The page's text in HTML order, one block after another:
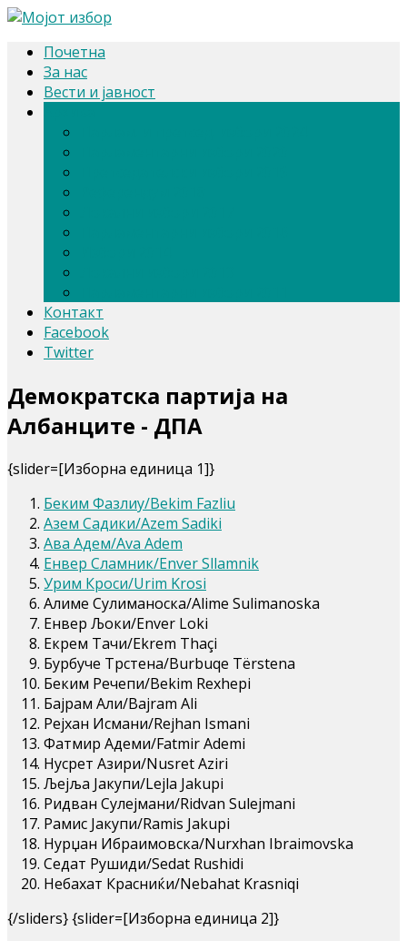
Почетна
За нас
Вести и јавност
Контакт
Facebook
Twitter
Демократска партија на
Албанците - ДПА
{slider=[Изборна единица 1]}
Беким Фазлиу/Bekim Fazliu
Азем Садики/Azem Sadiki
Ава Адем/Ava Adem
Енвер Сламник/Enver Sllamnik
Урим Кроси/Urim Krosi
Алиме Сулиманоска/Alime Sulimanoska
Енвер Љоки/Enver Loki
Екрем Тачи/Ekrem Thaçi
Бурбуче Трстена/Burbuqe Tërstena
Беким Речепи/Bekim Rexhepi
Бајрам Али/Bajram Ali
Рејхан Исмани/Rejhan Ismani
Фатмир Адеми/Fatmir Ademi
Нусрет Азири/Nusret Aziri
Љејља Јакупи/Lejla Jakupi
Ридван Сулејмани/Ridvan Sulejmani
Рамис Јакупи/Ramis Jakupi
Нурџан Ибраимовска/Nurxhan Ibraimovska
Седат Рушиди/Sedat Rushidi
Небахат Красниќи/Nebahat Krasniqi
{/sliders} {slider=[Изборна единица 2]}